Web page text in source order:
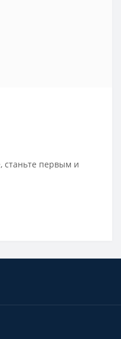
станьте первым и